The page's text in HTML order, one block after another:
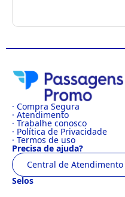
· Compra Segura
· Atendimento
· Trabalhe conosco
· Política de Privacidade
· Termos de uso
Precisa de ajuda?
Central de Atendimento
Selos